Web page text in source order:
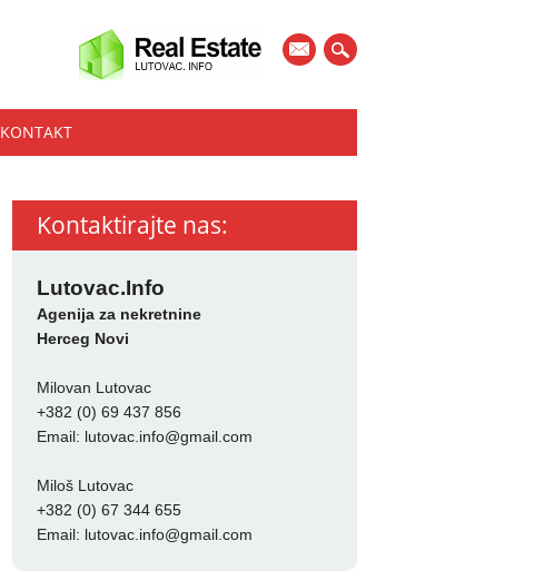
mail
KONTAKT
Kontaktirajte nas:
Lutovac.Info
Agenija za nekretnine
Herceg Novi
Milovan Lutovac
+382 (0) 69 437 856
Email: lutovac.info@gmail.com
Miloš Lutovac
+382 (0) 67 344 655
Email: lutovac.info@gmail.com